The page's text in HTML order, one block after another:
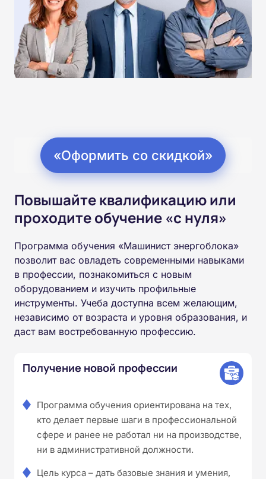
«Оформить со скидкой»
Повышайте квалификацию или
проходите обучение «с нуля»
Программа обучения «Машинист энергоблока»
позволит вас овладеть современными навыками
в профессии, познакомиться с новым
оборудованием и изучить профильные
инструменты. Учеба доступна всем желающим,
независимо от возраста и уровня образования, и
даст вам востребованную профессию.
Получение новой профессии
Программа обучения ориентирована на тех,
кто делает первые шаги в профессиональной
сфере и ранее не работал ни на производстве,
ни в административной должности.
Цель курса – дать базовые знания и умения,